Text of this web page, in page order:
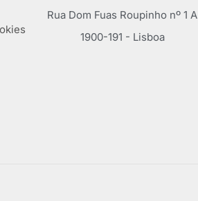
Rua Dom Fuas Roupinho nº 1 A
1900-191 - Lisboa